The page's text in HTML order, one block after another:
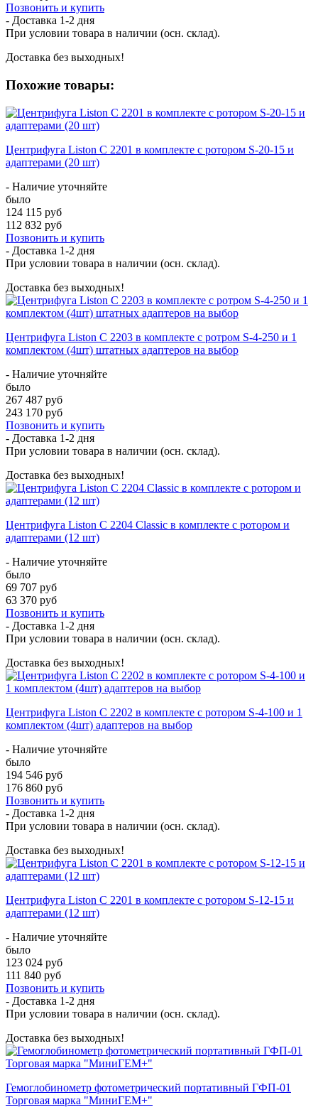
Позвонить и купить
- Доставка 1-2 дня
При условии товара в наличии (осн. склад).
Доставка без выходных!
Похожие товары:
Центрифуга Liston C 2201 в комплекте с ротором S-20-15 и
адаптерами (20 шт)
- Наличие уточняйте
было
124 115 руб
112 832 руб
Позвонить и купить
- Доставка 1-2 дня
При условии товара в наличии (осн. склад).
Доставка без выходных!
Центрифуга Liston C 2203 в комплекте с ротром S-4-250 и 1
комплектом (4шт) штатных адаптеров на выбор
- Наличие уточняйте
было
267 487 руб
243 170 руб
Позвонить и купить
- Доставка 1-2 дня
При условии товара в наличии (осн. склад).
Доставка без выходных!
Центрифуга Liston C 2204 Classic в комплекте с ротором и
адаптерами (12 шт)
- Наличие уточняйте
было
69 707 руб
63 370 руб
Позвонить и купить
- Доставка 1-2 дня
При условии товара в наличии (осн. склад).
Доставка без выходных!
Центрифуга Liston C 2202 в комплекте с ротором S-4-100 и 1
комплектом (4шт) адаптеров на выбор
- Наличие уточняйте
было
194 546 руб
176 860 руб
Позвонить и купить
- Доставка 1-2 дня
При условии товара в наличии (осн. склад).
Доставка без выходных!
Центрифуга Liston C 2201 в комплекте с ротором S-12-15 и
адаптерами (12 шт)
- Наличие уточняйте
было
123 024 руб
111 840 руб
Позвонить и купить
- Доставка 1-2 дня
При условии товара в наличии (осн. склад).
Доставка без выходных!
Гемоглобинометр фотометрический портативный ГФП-01
Торговая марка "МиниГЕМ+"